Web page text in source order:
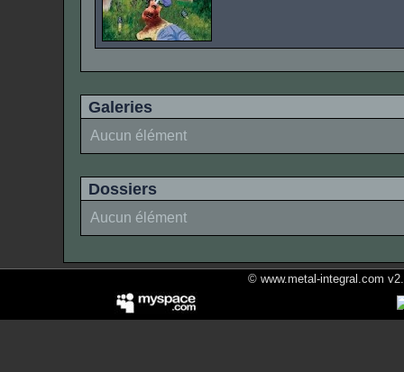
Galeries
Aucun élément
Dossiers
Aucun élément
© www.metal-integral.com